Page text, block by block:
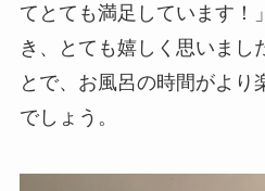
てとても満足しています！
き、とても嬉しく思いまし
とで、お風呂の時間がより
でしょう。